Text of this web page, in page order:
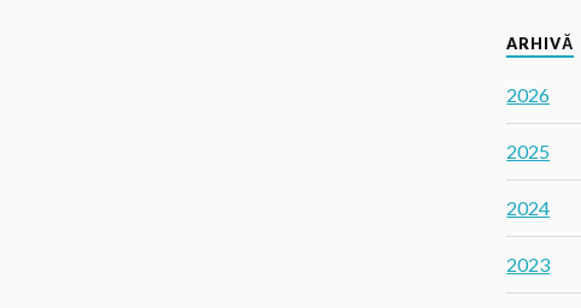
ARHIVĂ
2026
2025
2024
2023